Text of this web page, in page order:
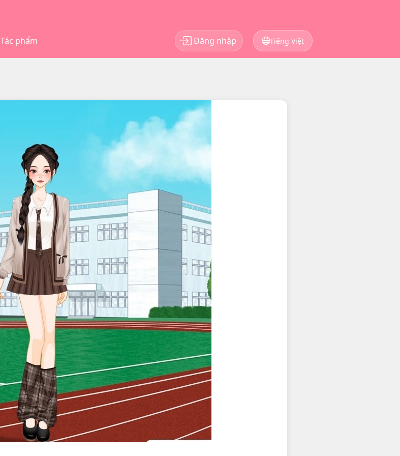
Tác phẩm Đăng nhập Tiếng Việt